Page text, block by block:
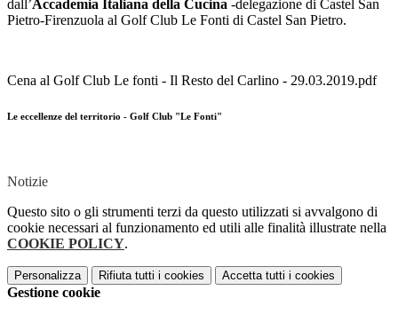
dall’Accademia Italiana della Cucina -delegazione di Castel San
Pietro-Firenzuola al Golf Club Le Fonti di Castel San Pietro.
Cena al Golf Club Le fonti - Il Resto del Carlino - 29.03.2019.pdf
Le eccellenze del territorio - Golf Club "Le Fonti"
Notizie
Questo sito o gli strumenti terzi da questo utilizzati si avvalgono di
cookie necessari al funzionamento ed utili alle finalità illustrate nella
COOKIE POLICY.
Personalizza Rifiuta tutti i cookies Accetta tutti i cookies
Gestione cookie